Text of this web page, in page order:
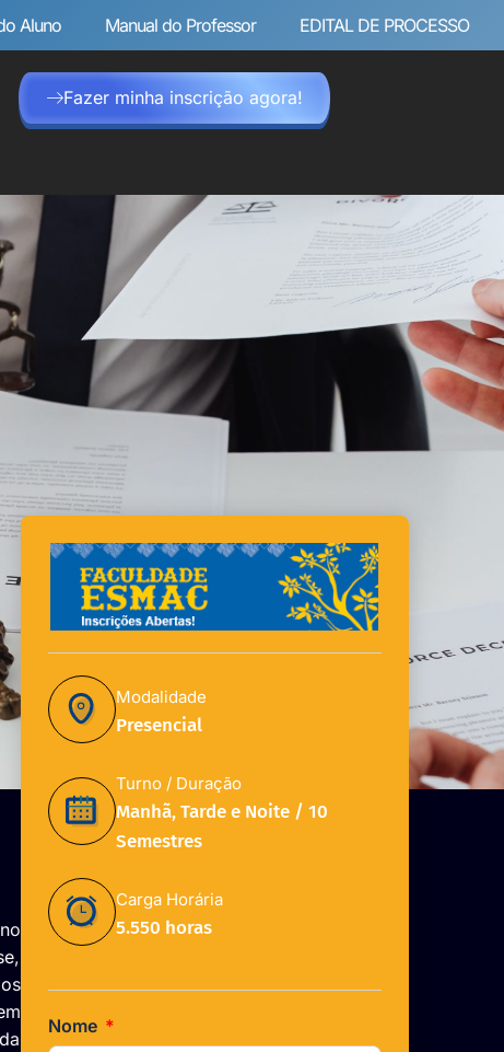
Aluno Manual do Professor EDITAL DE PROCESSO
Fazer minha inscrição agora!
Modalidade
Presencial
Turno / Duração
Manhã, Tarde e Noite / 10
Semestres
Carga Horária
5.550 horas
Nome